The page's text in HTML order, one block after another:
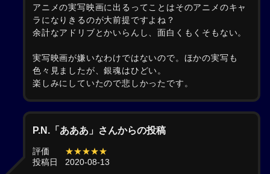
アニメの実写映画に出るってことはそのアニメのキャ
ラになりきるのが大前提ですよね？
余計なアドリブとかいらんし、面白くもくそもない。
実写映画が嫌いなわけではないので。ほかの実写も
色々見ましたが、銀魂はひどい。
楽しみにしていたので悲しかったです。
P.N.「あああ」さんからの投稿
評価
★★★★★
投稿日
2020-08-13